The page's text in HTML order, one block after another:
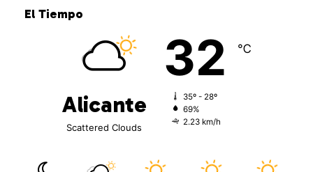
El Tiempo
Alicante
Scattered Clouds
32 ℃
35º - 28º
69%
2.23 km/h